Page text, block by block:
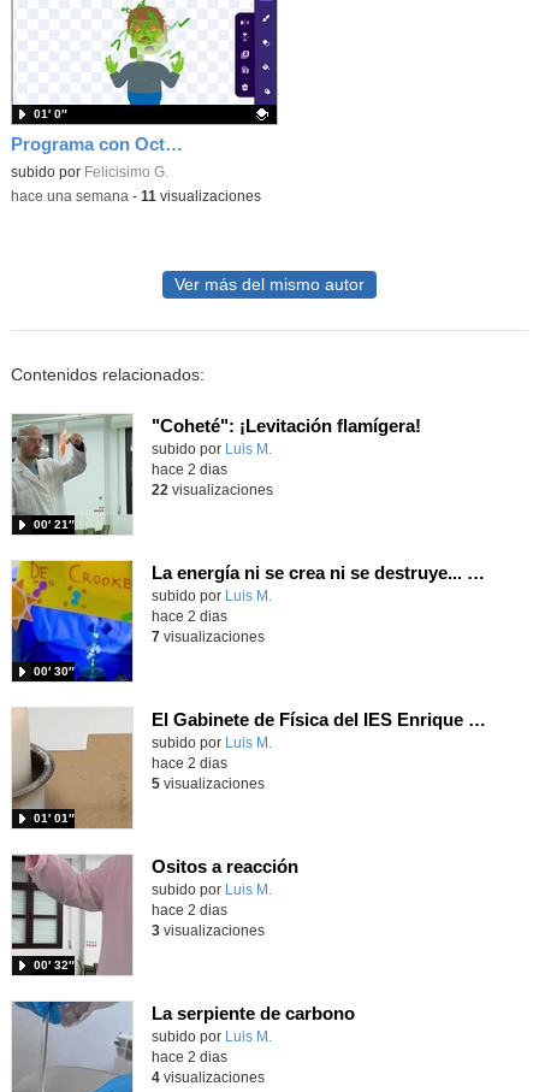
Programa con OctoStudio, un juego homenajeando al House of the dead con Zombies
Contenido educativo.
subido por Felicisimo G.
01′ 0″
-hace una semana - 11 visualizaciones
Ver más del mismo autor
Contenidos relacionados:
"Coheté": ¡Levitación flamígera!
Contenido educativo.
subido por Luis M.
00′ 21″
hace 2 dias
22 visualizaciones
La energía ni se crea ni se destruye... ¡se experimenta! El Tierno en la Feria Madrid es Ciencia 2026
Contenido educativo.
subido por Luis M.
00′ 30″
hace 2 dias
7visualizaciones
El Gabinete de Física del IES Enrique Tierno Galván de Parla (Curso 25-26)
Contenido educativo.
subido por Luis M.
01′ 01″
hace 2 dias
5visualizaciones
Ositos a reacción
Contenido educativo.
subido por Luis M.
00′ 32″
hace 2 dias
3visualizaciones
La serpiente de carbono
Contenido educativo.
subido por Luis M.
hace 2 dias
4visualizaciones